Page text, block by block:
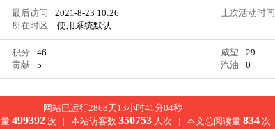
最后访问 2021-8-23 10:26 上次活动时间
所在时区 使用系统默认
积分 46 威望
29
贡献 5 汽油 0
网站已运行2868天13小时41分04秒
499392次 | 本站访客数 350753人次 | 本文总阅读量 834次